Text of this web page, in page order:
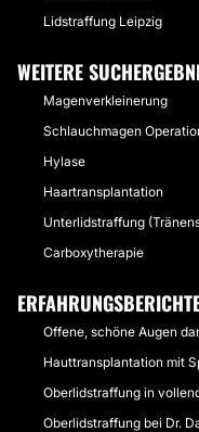
Lidstraffung Leipzig
WEITERE
Magenverkleinerung
Schlauchmagen
Hylase
Haartransplantation
Unterlidstraffung
Carboxytherapie
Offene, schöne Augen
Hauttransplantation mit
Oberlidstraffung in
Oberlidstraffung bei Dr.